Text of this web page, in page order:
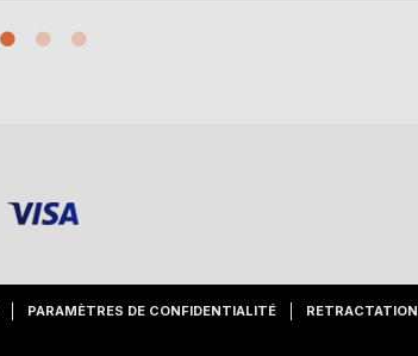
PARAMÈTRES DE CONFIDENTIALITÉ RETRACTATION